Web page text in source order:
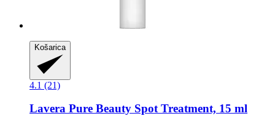
Košarica
4.1 (21)
Lavera Pure Beauty Spot Treatment, 15 ml